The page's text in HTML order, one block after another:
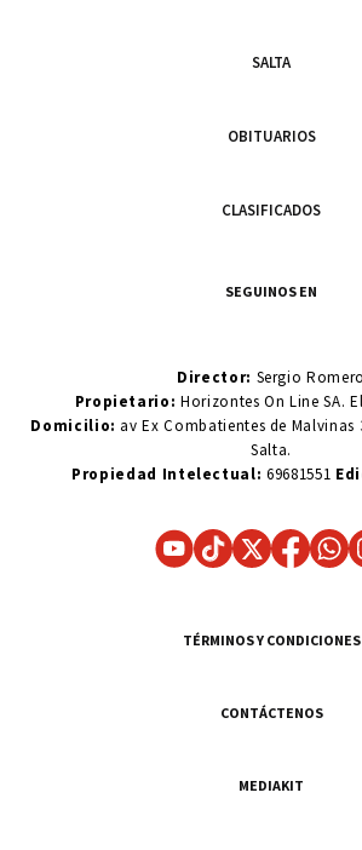
SALTA
OBITUARIOS
CLASIFICADOS
SEGUINOS EN
Director: Sergio Romero
Propietario:Horizontes On Line SA.
Domicilio: av Ex Combatientes de Malvinas
Salta.
Propiedad Intelectual: 69681551
TÉRMINOS Y CONDICIONES
CONTÁCTENOS
MEDIAKIT